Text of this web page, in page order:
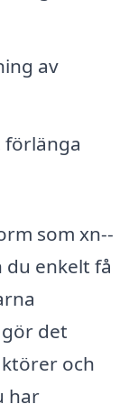
av
förlänga
som xn--
enkelt få
det
och
har